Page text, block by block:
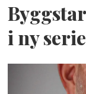
i ny serie